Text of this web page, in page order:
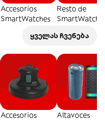
Accesorios
SmartWatches
Resto de
ყველას ჩვენება
Accesorios
Altavoces